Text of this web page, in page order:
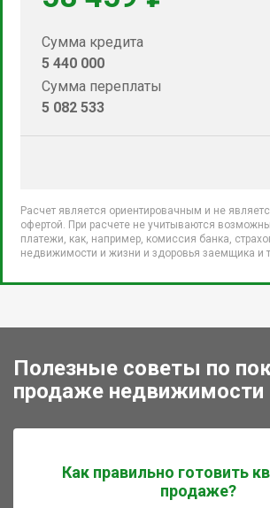
Сумма кредита
5 440 000
Сумма переплаты
5 082 533
Расчет является ориентировачным и не
офертой. При расчете не учитываются
платежи, как, например, комиссия банка,
недвижимости и жизни и здоровья заемщика и
Полезные советы по
продаже недвижимости
Как правильно готовить
продаже?